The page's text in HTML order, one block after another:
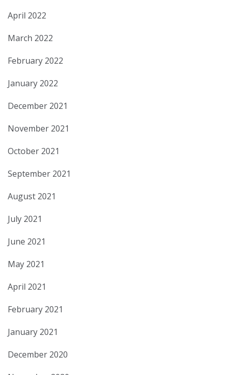
April 2022
March 2022
February 2022
January 2022
December 2021
November 2021
October 2021
September 2021
August 2021
July 2021
June 2021
May 2021
April 2021
February 2021
January 2021
December 2020